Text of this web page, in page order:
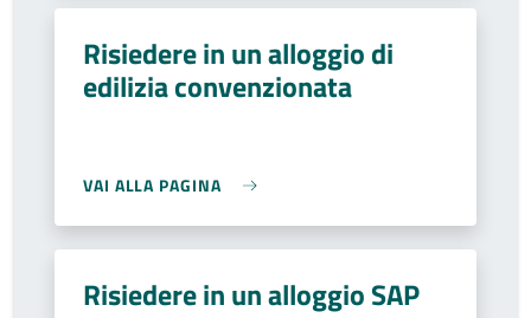
Risiedere in un alloggio di
edilizia convenzionata
VAI ALLA PAGINA
Risiedere in un alloggio SAP